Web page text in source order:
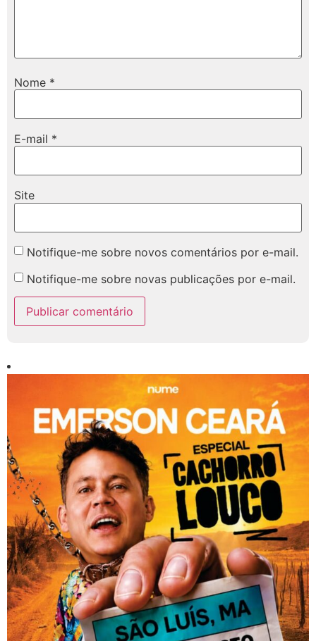
Nome *
E-mail *
Site
Notifique-me sobre novos comentários por e-mail.
Notifique-me sobre novas publicações por e-mail.